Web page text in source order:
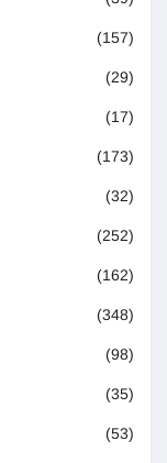
(157)
(29)
(17)
(173)
(32)
(252)
(162)
(348)
(98)
(35)
(53)